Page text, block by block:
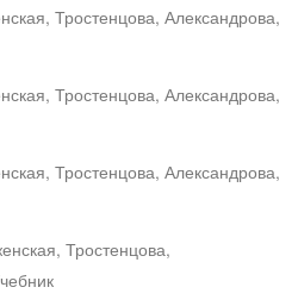
Тростенцова, Александрова,
Тростенцова, Александрова,
Тростенцова, Александрова,
Тростенцова,